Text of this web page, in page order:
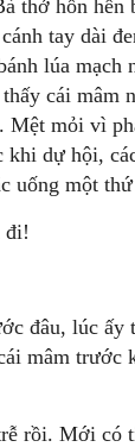
thở hổn hển
tay dài
lúa mạch
cái mâm
Mệt mỏi vì
dự hội,
uống một
đi!
đâu, lúc ấy
mâm trước
rồi. Mới có